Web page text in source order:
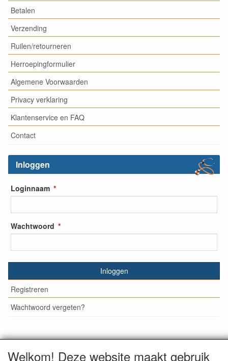
Betalen
Verzending
Ruilen/retourneren
Herroepingformulier
Algemene Voorwaarden
Privacy verklaring
Klantenservice en FAQ
Contact
Inloggen
Loginnaam
Wachtwoord
Inloggen
Registreren
Wachtwoord vergeten?
© Medisan Trading | Alblasserdam. Alle genoemde prijzen
Welkom! Deze website maakt gebruik